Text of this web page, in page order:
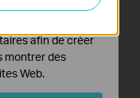
afin de créer
montrer des
Web.